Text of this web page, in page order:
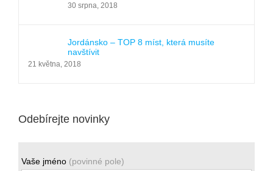
30 srpna, 2018
Jordánsko – TOP 8 míst, která musíte
navštívit
21 května, 2018
Odebírejte novinky
Vaše jméno (povinné pole)